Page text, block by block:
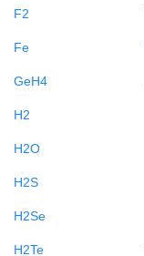
F2
Fe
GeH4
H2
H2O
H2S
H2Se
H2Te